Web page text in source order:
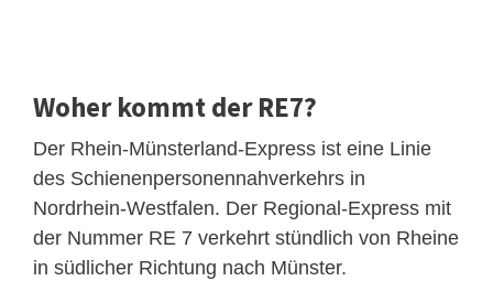
Woher kommt der RE7?
Der Rhein-Münsterland-Express ist eine Linie
des Schienenpersonennahverkehrs in
Nordrhein-Westfalen. Der Regional-Express mit
der Nummer RE 7 verkehrt stündlich von Rheine
in südlicher Richtung nach Münster.